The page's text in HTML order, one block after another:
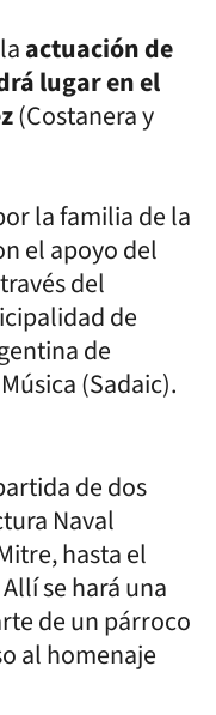
actuación de
lugar en el
(Costanera y
la familia de la
el apoyo del
del
de
de
(Sadaic).
de dos
Naval
hasta el
se hará una
de un párroco
al homenaje